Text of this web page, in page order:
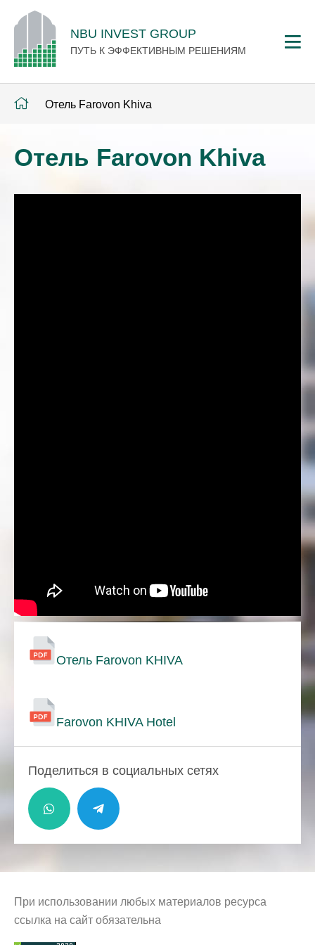
NBU INVEST GROUP
ПУТЬ К ЭФФЕКТИВНЫМ РЕШЕНИЯМ
Отель Farovon Khiva
Отель Farovon Khiva
Отель Farovon KHIVA
Farovon KHIVA Hotel
Поделиться в социальных сетях
При использовании любых материалов ресурса
ссылка на сайт обязательна